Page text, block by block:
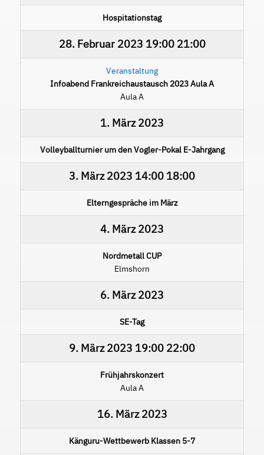
Hospitationstag
28. Februar 2023 19:00 21:00
Veranstaltung
Infoabend Frankreichaustausch 2023 Aula A
Aula A
1. März 2023
Volleyballturnier um den Vogler-Pokal E-Jahrgang
3. März 2023 14:00 18:00
Elterngespräche im März
4. März 2023
Nordmetall CUP
Elmshorn
6. März 2023
SE-Tag
9. März 2023 19:00 22:00
Frühjahrskonzert
Aula A
16. März 2023
Känguru-Wettbewerb Klassen 5-7